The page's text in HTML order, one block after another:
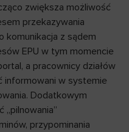
zwiększa możliwość
przekazywania
komunikacja z sądem
EPU w tym momencie
a pracownicy działów
informowani w systemie
Dodatkowym
przypominania